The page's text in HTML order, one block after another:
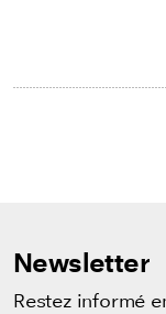
Newsletter
Restez informé